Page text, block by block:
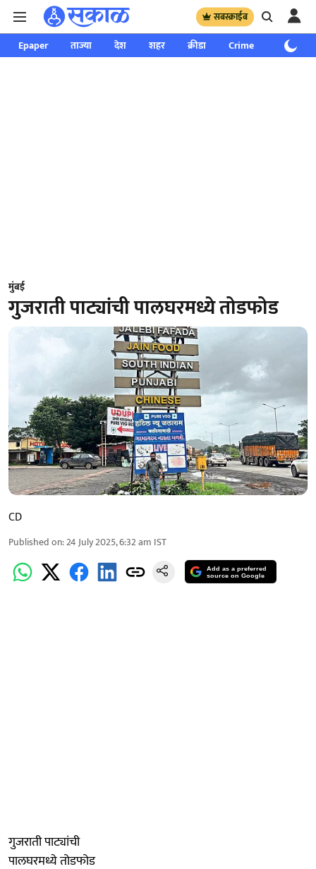
सबस्क्राईब
Epaper ताज्या देश शहर क्रीडा Crime साप्ताहिक
मुंबई
गुजराती पाट्यांची पालघरमध्ये तोडफोड
CD
Published on:24 July 2025, 6:32 am IST
Add as a preferred
source on Google
गुजराती पाट्यांची
पालघरमध्ये तोडफोड